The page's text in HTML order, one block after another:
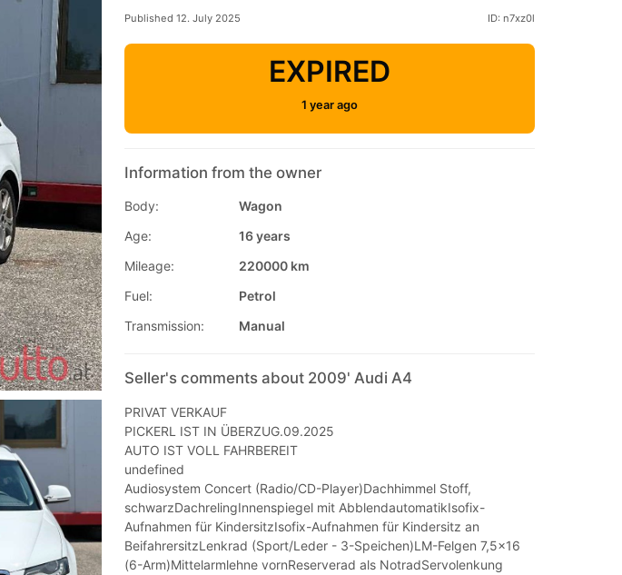
Published 12. July 2025 ID: n7xz0l
EXPIRED
1 year ago
Information from the owner
Body:
Wagon
Age:
16 years
Mileage:
220000 km
Fuel:
Petrol
Transmission:
Manual
Seller's comments about 2009' Audi A4
PRIVAT VERKAUF
PICKERL IST IN ÜBERZUG.09.2025
AUTO IST VOLL FAHRBEREIT
undefined
Audiosystem Concert (Radio/CD-Player)Dachhimmel Stoff,
schwarzDachrelingInnenspiegel mit AbblendautomatikIsofix-
Aufnahmen für KindersitzIsofix-Aufnahmen für Kindersitz an
BeifahrersitzLenkrad (Sport/Leder - 3-Speichen)LM-Felgen 7,5x16
(6-Arm)Mittelarmlehne vornReserverad als NotradServolenkung